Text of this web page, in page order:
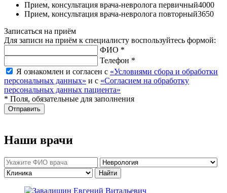
Прием, консультация врача-невролога первичный4000
Прием, консультация врача-невролога повторный3650
Записаться на приём
Для записи на приём к специалисту воспользуйтесь формой:
ФИО *
Телефон *
Я ознакомлен и согласен с «Условиями сбора и обработки
персональных данных» и с «Согласием на обработку
персональных данных пациента»
* Поля, обязательные для заполнения
Отправить
Наши врачи